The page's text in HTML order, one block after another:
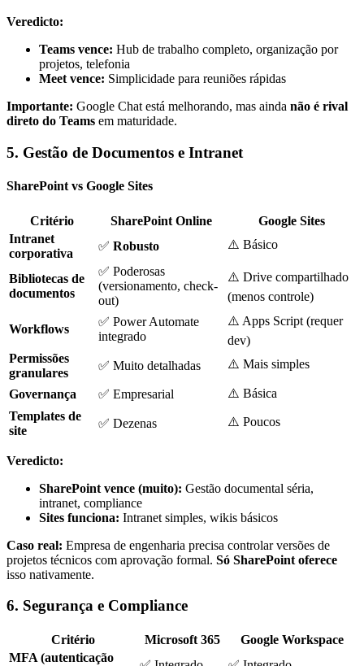
Veredicto:
Teams vence: Hub de trabalho completo, organização por
projetos, telefonia
Meet vence: Simplicidade para reuniões rápidas
Importante: Google Chat está melhorando, mas ainda não é rival
direto do Teams em maturidade.
5. Gestão de Documentos e Intranet
SharePoint vs Google Sites
Critério SharePoint Online
Google Sites
Intranet
corporativa
✅ Robusto ⚠️ Básico
Bibliotecas de
documentos
✅ Poderosas
(versionamento, check-
out)
⚠️ Drive compartilhado
(menos controle)
Workflows
✅ Power Automate
integrado
⚠️ Apps Script (requer
dev)
Permissões
granulares
✅ Muito detalhadas ⚠️ Mais simples
Governança ✅ Empresarial
⚠️ Básica
Templates de
site
✅ Dezenas ⚠️ Poucos
Veredicto:
SharePoint vence (muito): Gestão documental séria,
intranet, compliance
Sites funciona: Intranet simples, wikis básicos
Caso real: Empresa de engenharia precisa controlar versões de
projetos técnicos com aprovação formal. Só SharePoint oferece
isso nativamente.
6. Segurança e Compliance
Critério Microsoft 365
Google Workspace
MFA (autenticação